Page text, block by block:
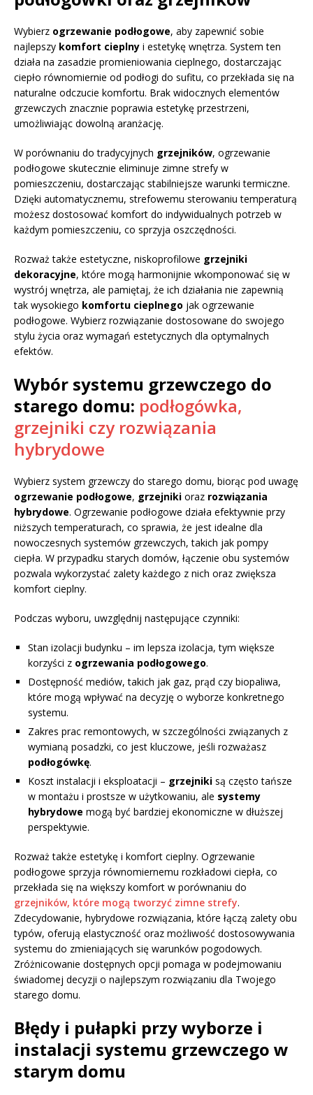
Wybierz ogrzewanie podłogowe, aby zapewnić sobie
najlepszy komfort cieplny i estetykę wnętrza. System ten
działa na zasadzie promieniowania cieplnego, dostarczając
ciepło równomiernie od podłogi do sufitu, co przekłada się na
naturalne odczucie komfortu. Brak widocznych elementów
grzewczych znacznie poprawia estetykę przestrzeni,
umożliwiając dowolną aranżację.
W porównaniu do tradycyjnych grzejników, ogrzewanie
podłogowe skutecznie eliminuje zimne strefy w
pomieszczeniu, dostarczając stabilniejsze warunki termiczne.
Dzięki automatycznemu, strefowemu sterowaniu temperaturą
możesz dostosować komfort do indywidualnych potrzeb w
każdym pomieszczeniu, co sprzyja oszczędności.
Rozważ także estetyczne, niskoprofilowe grzejniki
dekoracyjne, które mogą harmonijnie wkomponować się w
wystrój wnętrza, ale pamiętaj, że ich działania nie zapewnią
tak wysokiego komfortu cieplnego jak ogrzewanie
podłogowe. Wybierz rozwiązanie dostosowane do swojego
stylu życia oraz wymagań estetycznych dla optymalnych
efektów.
Wybór systemu grzewczego do
starego domu: podłogówka,
grzejniki czy rozwiązania
hybrydowe
Wybierz system grzewczy do starego domu, biorąc pod uwagę
ogrzewanie podłogowe, grzejniki oraz rozwiązania
hybrydowe. Ogrzewanie podłogowe działa efektywnie przy
niższych temperaturach, co sprawia, że jest idealne dla
nowoczesnych systemów grzewczych, takich jak pompy
ciepła. W przypadku starych domów, łączenie obu systemów
pozwala wykorzystać zalety każdego z nich oraz zwiększa
komfort cieplny.
Podczas wyboru, uwzględnij następujące czynniki:
Stan izolacji budynku – im lepsza izolacja, tym większe
korzyści z ogrzewania podłogowego.
Dostępność mediów, takich jak gaz, prąd czy biopaliwa,
które mogą wpływać na decyzję o wyborze konkretnego
systemu.
Zakres prac remontowych, w szczególności związanych z
wymianą posadzki, co jest kluczowe, jeśli rozważasz
podłogówkę.
Koszt instalacji i eksploatacji – grzejniki są często tańsze
w montażu i prostsze w użytkowaniu, ale systemy
hybrydowe mogą być bardziej ekonomiczne w dłuższej
perspektywie.
Rozważ także estetykę i komfort cieplny. Ogrzewanie
podłogowe sprzyja równomiernemu rozkładowi ciepła, co
przekłada się na większy komfort w porównaniu do
grzejników, które mogą tworzyć zimne strefy.
Zdecydowanie, hybrydowe rozwiązania, które łączą zalety obu
typów, oferują elastyczność oraz możliwość dostosowywania
systemu do zmieniających się warunków pogodowych.
Zróżnicowanie dostępnych opcji pomaga w podejmowaniu
świadomej decyzji o najlepszym rozwiązaniu dla Twojego
starego domu.
Błędy i pułapki przy wyborze i
instalacji systemu grzewczego w
starym domu